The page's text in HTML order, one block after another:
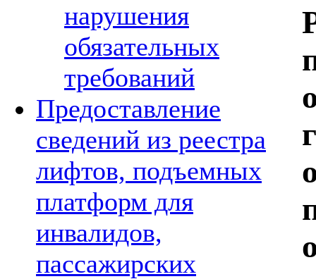
нарушения
обязательных
требований
Предоставление
сведений из реестра
лифтов, подъемных
платформ для
инвалидов,
пассажирских